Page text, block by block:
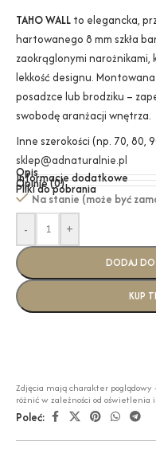
TAHO WALL to elegancka,
hartowanego 8 mm szkła
zaokrąglonymi narożnikami,
lekkość designu.
posadzce lub brodziku –
swobodę aranżacji wnętrza.
Inne szerokości (np. 70, 80,
sklep@adnaturalnie.pl
Opis
Informacje dodatkowe
Opinie (0)
Pliki do pobrania
Na stanie (może być
-
+
DODAJ DO
KUP
Zdjęcia mają charakter
różnić w zależności od
Poleć: